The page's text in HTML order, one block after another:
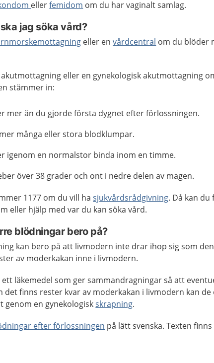
ellerfemidom om du har vaginalt samlag.
jag söka vård?
eller envårdcentral om du blöder
akutmottagning eller en gynekologisk akutmottagning
stämmer in:
mer än du gjorde första dygnet efter förlossningen.
många eller stora blodklumpar.
igenom en normalstor binda inom en timme.
över 38 grader och ont i nedre delen av magen.
1177 om du vill hasjukvårdsrådgivning. Då kan du
eller hjälp med var du kan söka vård.
blödningar bero på?
kan bero på att livmodern inte drar ihop sig som
av moderkakan inne i livmodern.
ett läkemedel som ger sammandragningar så att
det finns rester kvar av moderkakan i livmodern kan de
genom en gynekologiskskrapning.
efter förlossningen på lätt svenska. Texten